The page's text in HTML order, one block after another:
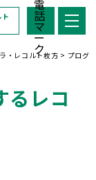
ラ・レコルト枚方 > プログ
るレコ